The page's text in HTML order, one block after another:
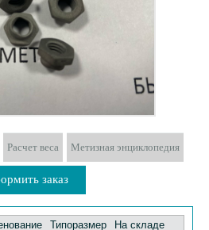
Расчет веса Метизная энциклопедия
заказ
Типоразмер На складе